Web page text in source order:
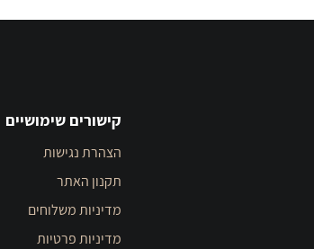
קישורים שימושיים
הצהרת נגישות
תקנון האתר
מדיניות משלוחים
מדיניות פרטיות